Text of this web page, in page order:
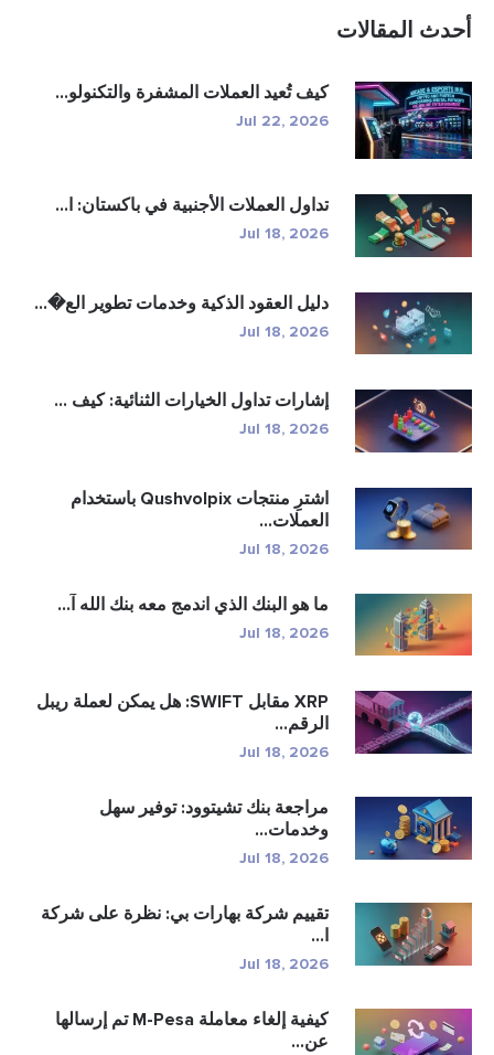
أحدث المقالات
كيف تُعيد العملات المشفرة والتكنولو...
Jul 22, 2026
تداول العملات الأجنبية في باكستان: ا...
Jul 18, 2026
دليل العقود الذكية وخدمات تطوير الع�...
Jul 18, 2026
إشارات تداول الخيارات الثنائية: كيف ...
Jul 18, 2026
اشترِ منتجات Qushvolpix باستخدام
العملات...
Jul 18, 2026
ما هو البنك الذي اندمج معه بنك الله آ...
Jul 18, 2026
XRP مقابل SWIFT: هل يمكن لعملة ريبل
الرقم...
Jul 18, 2026
مراجعة بنك تشيتوود: توفير سهل
وخدمات...
Jul 18, 2026
تقييم شركة بهارات بي: نظرة على شركة
ا...
Jul 18, 2026
كيفية إلغاء معاملة M-Pesa تم إرسالها
عن...